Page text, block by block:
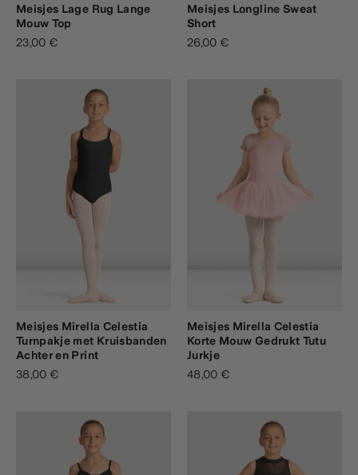
Meisjes Lage Rug Lange
Mouw Top
23,00 €
Meisjes Longline Sweat
Short
26,00 €
Meisjes Mirella Celestia
Turnpakje met Kruisbanden
Achter en Print
38,00 €
Meisjes Mirella Celestia
Korte Mouw Gedrukt Tutu
Jurkje
48,00 €